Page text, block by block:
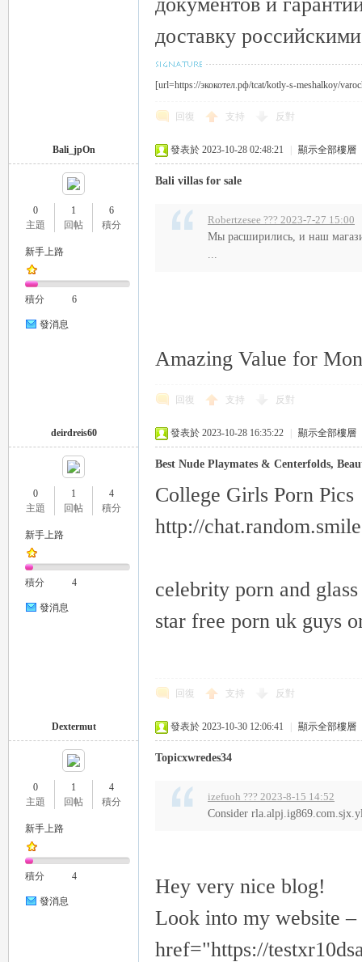
доставку
[url=https://экокотел.рф/tcat/kotly-s-meshalkoy/
回復 支持 反對
Bali_jpOn
0
主題
1
回帖
6
積分
新手上路
積分 6
發消息
發表於 2023-10-28 02:48:21 顯示全部樓層
Bali villas for sale
Robertzesee ??? 2023-7-27 15:00
Мы расширились, и наш
...
Amazing Value for
回復 支持 反對
deirdreis60
0
主題
1
回帖
4
積分
新手上路
積分 4
發消息
發表於 2023-10-28 16:35:22 顯示全部樓層
Best Nude Playmates & Centerfolds,
College Girls Porn Pics
http://
celebrity porn and
star free porn uk guys
回復 支持 反對
Dextermut
0
主題
1
回帖
4
積分
新手上路
積分 4
發消息
發表於 2023-10-30 12:06:41 顯示全部樓層
Topicxwredes34
izefuoh ??? 2023-8-15 14:52
Consider
Hey very nice blog!
Look into my website
href="https://